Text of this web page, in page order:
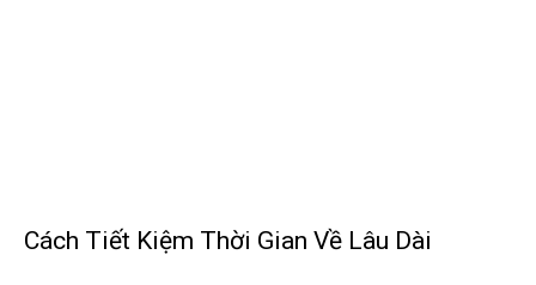
Cách Tiết Kiệm Thời Gian Về Lâu Dài